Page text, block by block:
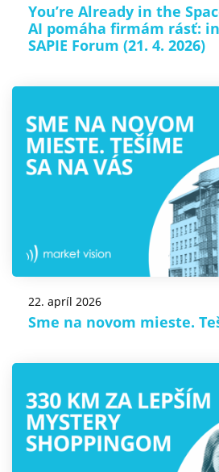
You’re Already in the
AI pomáha firmám rásť:
SAPIE Forum (21. 4. 2026)
22. apríl 2026
Sme na novom mieste.